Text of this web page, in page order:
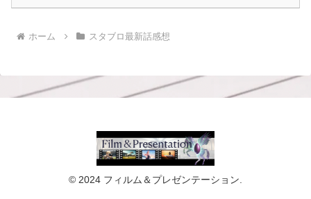
ホーム スタブロ最新話感想
© 2024 フィルム＆プレゼンテーション.